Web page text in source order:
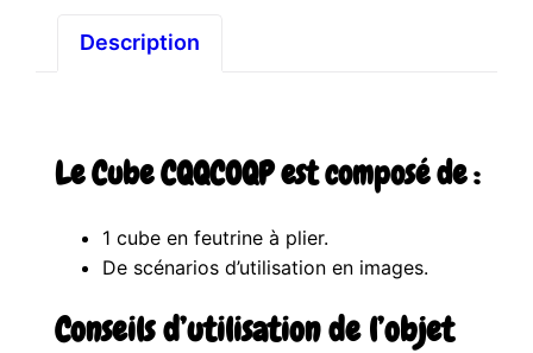
Description
Le Cube CQQCOQP est composé de :
1 cube en feutrine à plier.
De scénarios d’utilisation en images.
Conseils d’utilisation de l’objet